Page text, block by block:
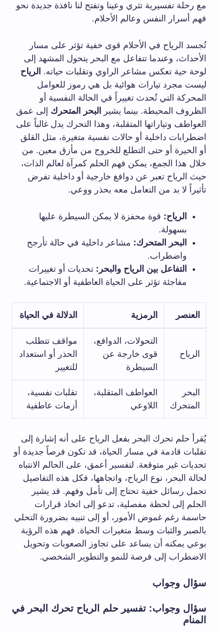
مع رحلة تفسيرية تثري وعينا وتفتح لنا نافذة جديدة نحو
فهم أسرار النفس وعالم الأحلام.
تُجسد الرياح في الأحلام قوى خفية تؤثر على مسار
الأحداث، وعندما تتفاعل مع البحر يتحول المشهد إلى
لوحة حية تعكس مشاعر الراوي وتقلبات حياته. الرياح
ليست مجرد تيارات هوائية بل هي رموز للعوامل
المحركة التي تُحدث تغييراً في الحالة النفسية أو
الظروف المحيطة. بينما يشير
البحر المتحرك إلى عمق
العواطف وتياراتها المتقلبة، وهذا التحرك يدل غالباً على
اضطرابات داخلية أو حالات نفسية متغيرة، مثل القلق
أو الحيرة أو حتى التطلع للخروج من مأزق معين. من
خلال هذا الجمع، يمكن فهم الحلم كمرآة لعالم الذات،
حيث الرياح تعبر عن دوافغ خارجية أو داخلية تفرض
تأثيراً لا بد من التعامل معه بحذر ووعي.
الرياح: قوة محفزة لا يمكن السيطرة عليها
بسهولة.
البحر المتحرك: مشاعر داخلية في حالة تأرجح
واضطراب.
التفاعل بين الرياح والبحر: تحديات أو تغييرات
مفاجئة تؤثر على الحياة العاطفية أو الاجتماعية.
العنصر الرمزية الدلالة في الحياة
الرياح
التحولات، الدوافع،
قوى خارجة عن
السيطرة
مواقف تتطلب
الحذر أو استعداد
للتغيير
البحر
المتحرك
العواطف المتقلبة،
اللاوعي
تقلبات نفسية،
أزمات عاطفية
يُقرأ حلم تحرك البحر بفعل الرياح على أنه إشارة إلى
تقلبات قادمة في مسار الحياة، قد تكون فرصاً جديدة أو
تحديات غير متوقعة. لتفسير أعمق، على الحالم الانتباه
لحالة البحر، نوع الرياح، واتجاهها، فكل هذه التفاصيل
تحمل رسائل خفية تحتاج إلى تأمل وفهم. قد يشير
الحلم إلى لحظة مفصلية، تدعو إلى اتخاذ قرارات
حاسمة رغم غموض الأمور، أو إلى تنبيه بضرورة التحلي
بالصبر والثبات وسط متغيرات الحياة. فهم هذه الرؤية
بوعي يمكنه أن يساعد على تجاوز الصعوبات وتحويل
الاضطراب إلى فرصة للنمو والتطوير الشخصي.
سؤال وجواب
سؤال وجواب: تفسير حلم الرياح تحرك البحر في
المنام